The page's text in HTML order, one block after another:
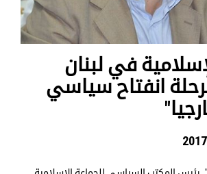
في لبنان
انفتاح سياسي